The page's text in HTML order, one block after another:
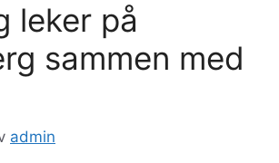
leker på
sammen med
admin